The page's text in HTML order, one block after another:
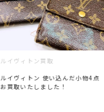
ルイヴィトン買取
ルイヴィトン イニシャル入りトー
トなどお買取いたしました！